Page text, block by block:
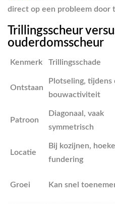
direct op een probleem door
Trillingsscheur
ouderdomsscheur
Kenmerk Trillingsschade
Ontstaan
Plotseling, tijdens
bouwactiviteit
Patroon
Diagonaal, vaak
symmetrisch
Locatie
Bij kozijnen,
fundering
Groei Kan snel